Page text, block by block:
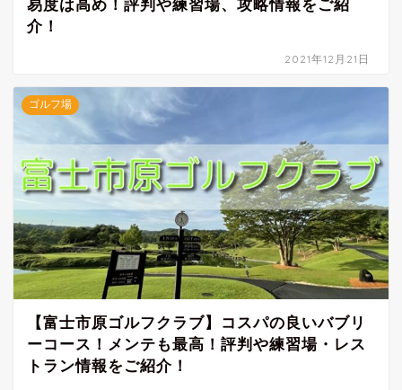
易度は高め！評判や練習場、攻略情報をご紹
介！
2021年12月21日
ゴルフ場
【富士市原ゴルフクラブ】コスパの良いバブリ
ーコース！メンテも最高！評判や練習場・レス
トラン情報をご紹介！